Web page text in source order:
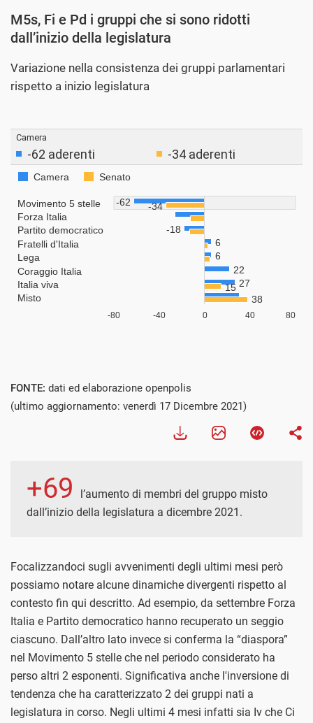
M5s, Fi e Pd i gruppi che si sono ridotti
dall’inizio della legislatura
Variazione nella consistenza dei gruppi parlamentari
rispetto a inizio legislatura
FONTE: dati ed elaborazione openpolis
(ultimo aggiornamento: venerdì 17 Dicembre 2021)
+69
l’aumento di membri del gruppo misto
dall’inizio della legislatura a dicembre 2021.
Focalizzandoci sugli avvenimenti degli ultimi mesi però
possiamo notare alcune dinamiche divergenti rispetto al
contesto fin qui descritto. Ad esempio, da settembre Forza
Italia e Partito democratico hanno recuperato un seggio
ciascuno. Dall’altro lato invece si conferma la “diaspora”
nel Movimento 5 stelle che nel periodo considerato ha
perso altri 2 esponenti. Significativa anche l'inversione di
tendenza che ha caratterizzato 2 dei gruppi nati a
legislatura in corso. Negli ultimi 4 mesi infatti sia Iv che Ci